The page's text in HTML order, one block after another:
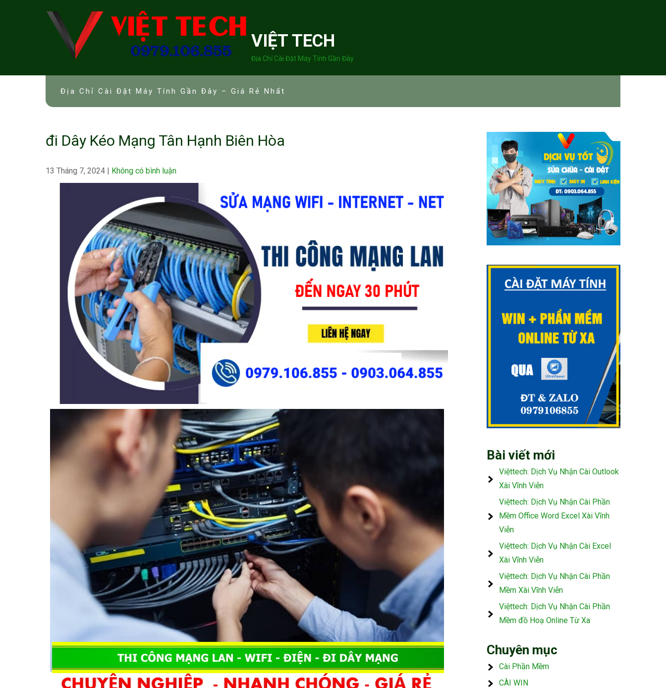
VIỆT TECH
Địa Chỉ Cài Đặt Máy Tính Gần Đây
Địa Chỉ Cài Đặt Máy Tính Gần Đây – Giá Rẻ Nhất
đi Dây Kéo Mạng Tân Hạnh Biên Hòa
13 Tháng 7, 2024 | Không có bình luận
Bài viết mới
Việttech: Dịch Vụ Nhận Cài Outlook
Xài Vĩnh Viễn
Việttech: Dịch Vụ Nhận Cài Phần
Mềm Office Word Excel Xài Vĩnh
Viễn
Việttech: Dịch Vụ Nhận Cài Excel
Xài Vĩnh Viễn
Việttech: Dịch Vụ Nhận Cài Phần
Mềm Xài Vĩnh Viễn
Việttech: Dịch Vụ Nhận Cài Phần
Mềm đồ Hoạ Online Từ Xa
Chuyên mục
Cài Phần Mềm
CÀI WIN